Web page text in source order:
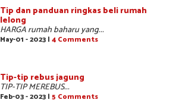
Tip dan panduan ringkas beli rumah
lelong
HARGA rumah baharu yang...
May-01 - 2023 | 4 Comments
Tip-tip rebus jagung
TIP-TIP MEREBUS...
Feb-03 - 2023 | 5 Comments